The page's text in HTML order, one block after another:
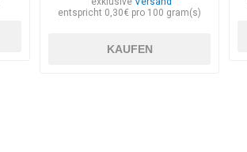
entspricht 0,30€ pro 100 gram(s)
KAUFEN